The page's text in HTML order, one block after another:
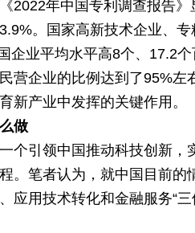
2022年中国专利调查报告
。国家高新技术企业、专
企业平均水平高8个、17.2
营企业的比例达到了95%
新产业中发挥的关键作用。
做
个引领中国推动科技创新
。笔者认为，就中国目前
应用技术转化和金融服务“